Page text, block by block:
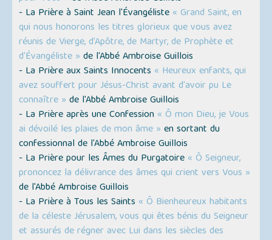
- La Prière à Saint Jean l'Évangéliste « Grand Saint, en
qui nous honorons les titres glorieux que vous avez
réunis de Vierge, d'Apôtre, de Martyr, de Prophète et
d'Évangéliste » de l'Abbé Ambroise Guillois
- La Prière aux Saints Innocents « Heureux enfants, qui
avez souffert pour Jésus-Christ avant d'avoir pu Le
connaître » de l'Abbé Ambroise Guillois
- La Prière après une Confession « Ô mon Dieu, je Vous
ai dévoilé les plaies de mon âme » en sortant du
confessionnal de l'Abbé Ambroise Guillois
- La Prière pour les Âmes du Purgatoire « Ô Seigneur,
prononcez la délivrance des âmes qui crient vers Vous »
de l'Abbé Ambroise Guillois
- La Prière à Tous les Saints « Ô Bienheureux habitants
de la céleste Jérusalem, vous qui êtes bénis du Seigneur
et assurés de régner avec Lui dans les siècles des